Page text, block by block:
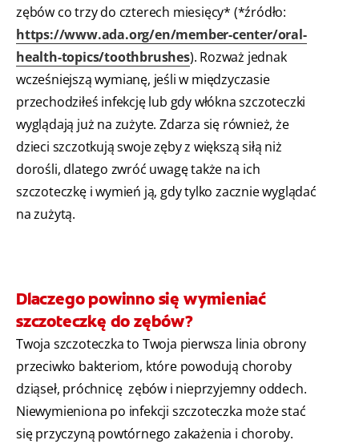
zębów co trzy do czterech miesięcy* (*źródło:
https://www.ada.org/en/member-center/oral-
health-topics/toothbrushes). Rozważ jednak
wcześniejszą wymianę, jeśli w międzyczasie
przechodziłeś infekcję lub gdy włókna szczoteczki
wyglądają już na zużyte. Zdarza się również, że
dzieci szczotkują swoje zęby z większą siłą niż
dorośli, dlatego zwróć uwagę także na ich
szczoteczkę i wymień ją, gdy tylko zacznie wyglądać
na zużytą.
Dlaczego powinno się wymieniać
szczoteczkę do zębów?
Twoja szczoteczka to Twoja pierwsza linia obrony
przeciwko bakteriom, które powodują choroby
dziąseł, próchnicę zębów i nieprzyjemny oddech.
Niewymieniona po infekcji szczoteczka może stać
się przyczyną powtórnego zakażenia i choroby.